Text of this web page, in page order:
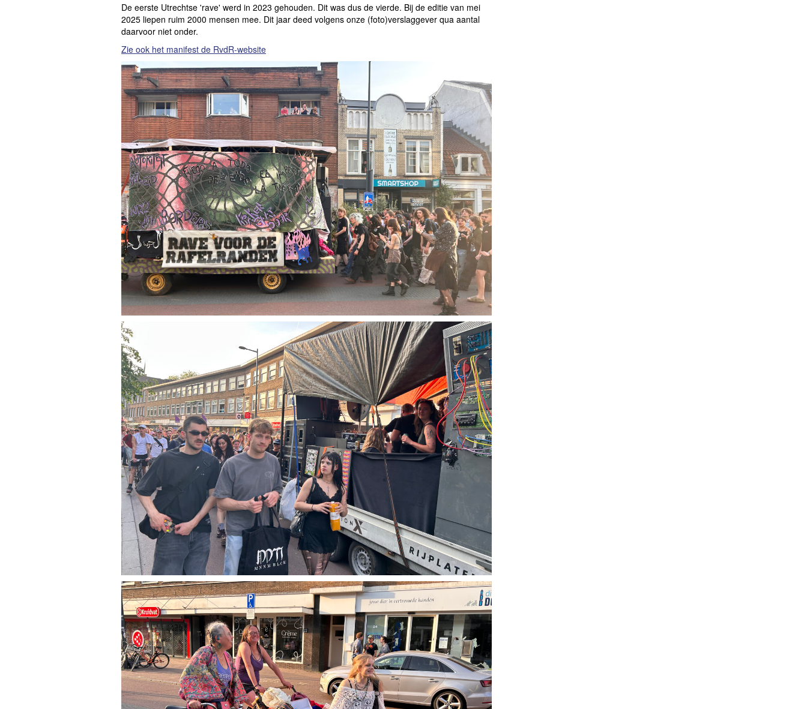
De eerste Utrechtse 'rave' werd in 2023 gehouden. Dit was dus de vierde. Bij de editie van mei
2025 liepen ruim 2000 mensen mee. Dit jaar deed volgens onze (foto)verslaggever qua aantal
daarvoor niet onder.
Zie ook het manifest de RvdR-website